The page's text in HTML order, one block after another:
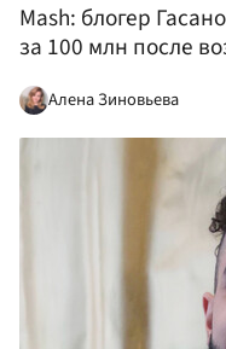
Mash: блогер
за 100 млн после
Алена Зиновьева